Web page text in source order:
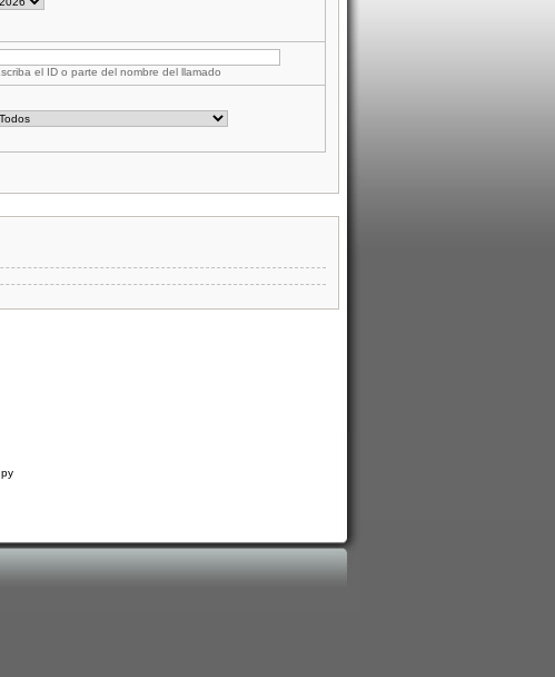
el ID o parte del nombre del llamado